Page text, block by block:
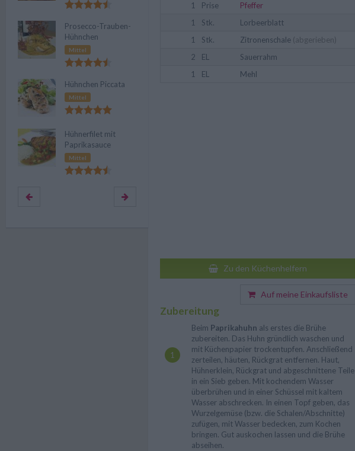
1
Prise
Pfeffer
1
Stk.
Lorbeerblatt
1
Stk. Zitronenschale (abgerieben)
2
EL
Sauerrahm
1
EL Mehl
Zu den Küchenhelfern
Auf meine Einkaufsliste
Zubereitung
Beim Paprikahuhn als erstes die Brühe
zubereiten. Das Huhn gründlich waschen und
mit Küchenpapier trockentupfen. Anschließend
zerteilen, häuten, Rückgrat entfernen. Haut,
Hühnerklein, Rückgrat und abgeschnittene Teile
in ein Sieb geben. Mit kochendem Wasser
überbrühen und in einer Schüssel mit kaltem
Wasser abschrecken. In einen Topf geben, das
Wurzelgemüse (bzw. die Schalen/Abschnitte)
zufügen, mit Wasser bedecken, zum Kochen
bringen. Gut auskochen lassen und die Brühe
abseihen.
Prosecco-Trauben-
Hühnchen
Mittel
Hühnchen Piccata
Mittel
Hühnerfilet mit
Paprikasauce
Mittel